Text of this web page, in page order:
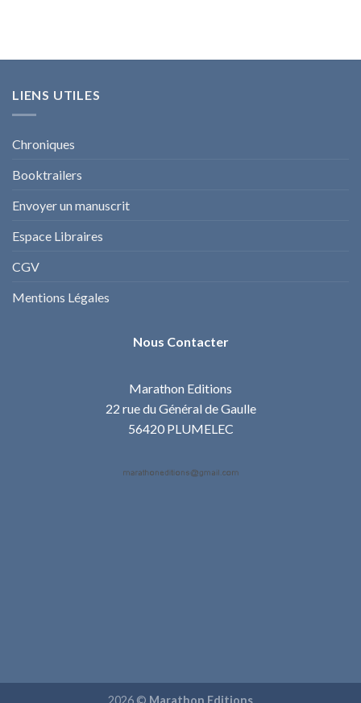
LIENS UTILES
Chroniques
Booktrailers
Envoyer un manuscrit
Espace Libraires
CGV
Mentions Légales
Nous Contacter
Marathon Editions
22 rue du Général de Gaulle
56420 PLUMELEC